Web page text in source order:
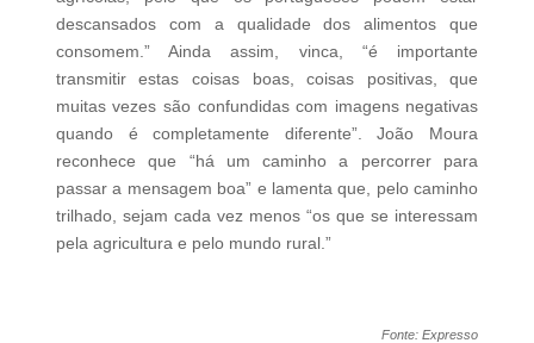
descansados com a qualidade dos alimentos que
consomem.” Ainda assim, vinca, “é importante
transmitir estas coisas boas, coisas positivas, que
muitas vezes são confundidas com imagens negativas
quando é completamente diferente”. João Moura
reconhece que “há um caminho a percorrer para
passar a mensagem boa” e lamenta que, pelo caminho
trilhado, sejam cada vez menos “os que se interessam
pela agricultura e pelo mundo rural.”
Fonte: Expresso